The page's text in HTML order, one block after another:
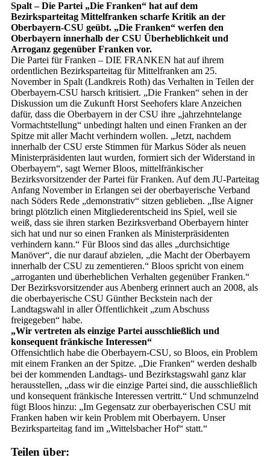
Spalt – Die Partei „Die Franken“ hat auf dem
Bezirksparteitag Mittelfranken scharfe Kritik an der
Oberbayern-CSU geübt. „Die Franken“ werfen den
Oberbayern innerhalb der CSU Überheblichkeit und
Arroganz gegenüber Franken vor.
Die Partei für Franken – DIE FRANKEN hat auf ihrem
ordentlichen Bezirksparteitag für Mittelfranken am 25.
November in Spalt (Landkreis Roth) das Verhalten in Teilen der
Oberbayern-CSU harsch kritisiert. „Die Franken“ sehen in der
Diskussion um die Zukunft Horst Seehofers klare Anzeichen
dafür, dass die Oberbayern in der CSU ihre „jahrzehntelange
Vormachtstellung“ unbedingt halten und einen Franken an der
Spitze mit aller Macht verhindern wollen. „Jetzt, nachdem
innerhalb der CSU erste Stimmen für Markus Söder als neuen
Ministerpräsidenten laut wurden, formiert sich der Widerstand in
Oberbayern“, sagt Werner Bloos, mittelfränkischer
Bezirksvorsitzender der Partei für Franken. Auf dem JU-Parteitag
Anfang November in Erlangen sei der oberbayerische Verband
nach Söders Rede „demonstrativ“ sitzen geblieben. „Ilse Aigner
bringt plötzlich einen Mitgliederentscheid ins Spiel, weil sie
weiß, dass sie ihren starken Bezirksverband Oberbayern hinter
sich hat und nur so einen Franken als Ministerpräsidenten
verhindern kann.“ Für Bloos sind das alles „durchsichtige
Manöver“, die nur darauf abzielen, „die Macht der Oberbayern
innerhalb der CSU zu zementieren.“ Bloos spricht von einem
„arroganten und überheblichen Verhalten gegenüber Franken.“
Der Bezirksvorsitzender aus Abenberg erinnert auch an 2008, als
die oberbayerische CSU Günther Beckstein nach der
Landtagswahl in aller Öffentlichkeit „zum Abschuss
freigegeben“ habe.
„Wir vertreten als einzige Partei ausschließlich und
konsequent fränkische Interessen“
Offensichtlich habe die Oberbayern-CSU, so Bloos, ein Problem
mit einem Franken an der Spitze. „Die Franken“ werden deshalb
bei der kommenden Landtags- und Bezirkstagswahl ganz klar
herausstellen, „dass wir die einzige Partei sind, die ausschließlich
und konsequent fränkische Interessen vertritt.“ Und schmunzelnd
fügt Bloos hinzu: „Im Gegensatz zur oberbayerischen CSU mit
Franken haben wir kein Problem mit Oberbayern. Unser
Bezirksparteitag fand im „Wittelsbacher Hof“ statt.“
Teilen über: